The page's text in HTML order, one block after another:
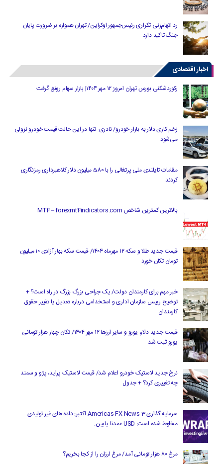
رد اتهام‌زنی تکراری رئیس‌جمهور اوکراین/ تهران همواره بر ضرورت پایان
جنگ تاکید دارد
اخبار اقتصادی
رکوردشکنی بورس تهران امروز ۱۲ مهر ۱۴۰۴| بازار سهام رونق گرفت
زخم کاری دلار به بازار خودرو/ نادری: تنها در این حالت قیمت خودرو نزولی
می‌شود
مقامات تایلندی ملی پرتغالی را با 580 میلیون دلار کلاهبرداری رمزنگاری
کردند
بالاترین کمترین شاخص MT4 – forexmt4indicators.com
قیمت جدید طلا و سکه ۱۲ مهرماه ۱۴۰۴/ قیمت سکه بهار آزادی ۱۰ میلیون
تومان تکان خورد
خبر مهم برای کارمندان دولت/ یک جراحی بزرگ بزرگ در راه است؟ +
توضیح رییس سازمان اداری و استخدامی درباره تعدیل یا تغییر حقوق
کارمندان
قیمت جدید دلار، یورو و سایر ارزها ۱۲ مهر ۱۴۰۴/ تکان چهار هزار تومانی
یورو ثبت شد
نرخ جدید لاستیک خودرو اعلام شد/ قیمت لاستیک پراید، پژو و سمند
چه تغییری کرد؟ + جدول
سرمایه گذاری Americas FX News 3 اکتبر: داده های غیر تولیدی
مخلوط شده است. USD عمدتا پایین.
مرغ ۸۰ هزار تومانی آمد/ مرغ ارزان را از کجا بخریم؟